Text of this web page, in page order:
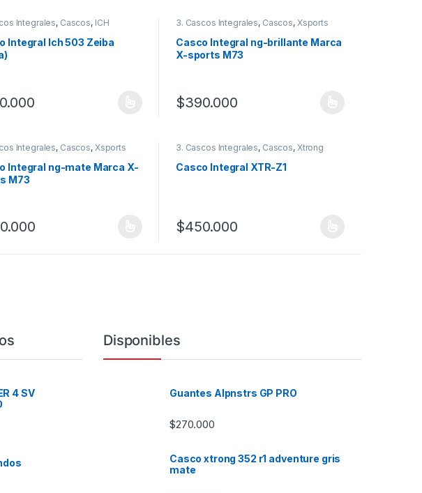
se pueden elegir en la página de producto
Integrales, Cascos, ICH
Integral Ich 503 Zeiba
tiene múltiples variantes. Las opciones se pueden elegir en la página de producto
3. Cascos Integrales, Cascos, Xsports
Casco Integral ng-brillante Marca
X-sports M73
$390.000
Este producto tiene múltiples variantes. Las
se pueden elegir en la página de producto
Integrales, Cascos, Xsports
Integral ng-mate Marca X-
M73
tiene múltiples variantes. Las opciones se pueden elegir en la página de producto
3. Cascos Integrales, Cascos, Xtrong
Casco Integral XTR-Z1
$450.000
Este producto tiene múltiples variantes. Las
4 SV
Disponibles
Guantes Alpnstrs GP PRO
$270.000
Casco xtrong 352 r1 adventure gris
mate